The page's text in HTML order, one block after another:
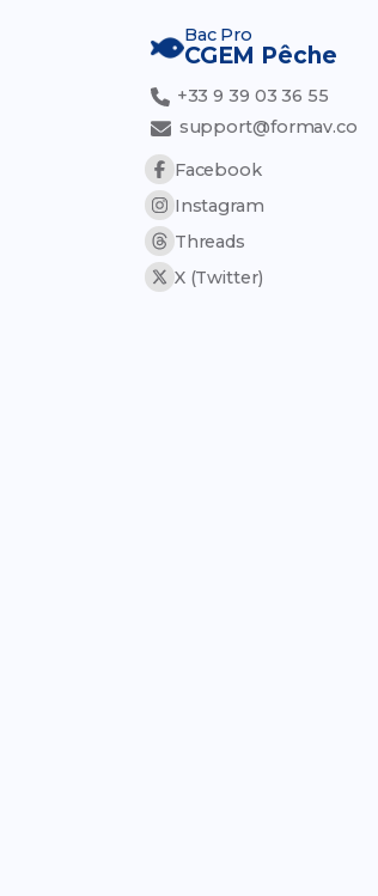
Bac Pro
CGEM Pêche
+33 9 39 03 36 55
support@formav.co
Facebook
Instagram
Threads
X (Twitter)